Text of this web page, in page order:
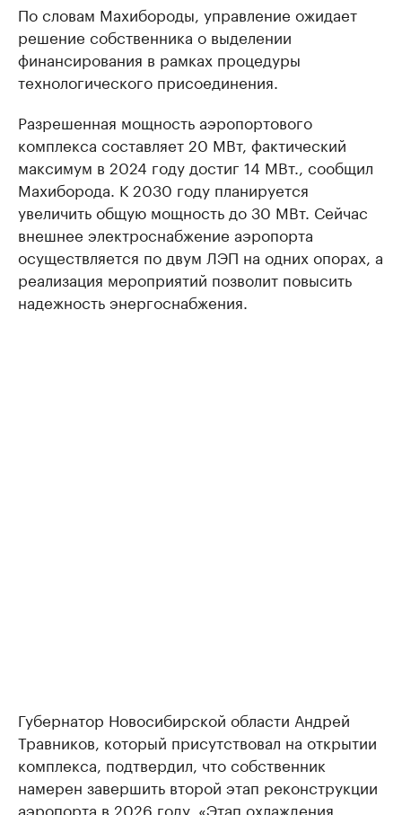
По словам Махибороды, управление ожидает
решение собственника о выделении
финансирования в рамках процедуры
технологического присоединения.
Разрешенная мощность аэропортового
комплекса составляет 20 МВт, фактический
максимум в 2024 году достиг 14 МВт., сообщил
Махиборода. К 2030 году планируется
увеличить общую мощность до 30 МВт. Сейчас
внешнее электроснабжение аэропорта
осуществляется по двум ЛЭП на одних опорах, а
реализация мероприятий позволит повысить
надежность энергоснабжения.
Губернатор Новосибирской области Андрей
Травников, который присутствовал на открытии
комплекса, подтвердил, что собственник
намерен завершить второй этап реконструкции
аэропорта в 2026 году. «Этап охлаждения